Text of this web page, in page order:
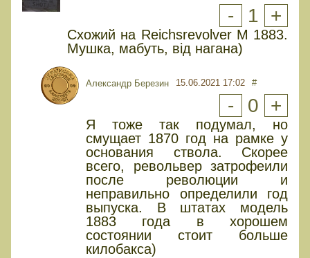
- 1 +
Схожий на Reichsrevolver M 1883.
Мушка, мабуть, від нагана)
Александр Березин 15.06.2021 17:02 #
- 0 +
Я тоже так подумал, но
смущает 1870 год на рамке у
основания ствола. Скорее
всего, револьвер затрофеили
после революции и
неправильно определили год
выпуска. В штатах модель
1883 года в хорошем
состоянии стоит больше
килобакса)